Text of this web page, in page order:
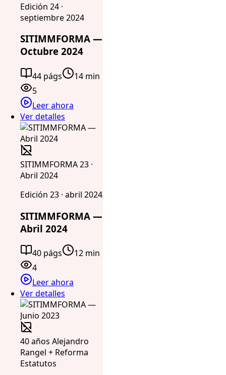
Edición 24 ·
septiembre 2024
SITIMMFORMA —
Octubre 2024
44 págs
14 min
5
Leer ahora
Ver detalles
SITIMMFORMA 23 ·
Abril 2024
Edición 23 · abril 2024
SITIMMFORMA —
Abril 2024
40 págs
12 min
4
Leer ahora
Ver detalles
40 años Alejandro
Rangel + Reforma
Estatutos